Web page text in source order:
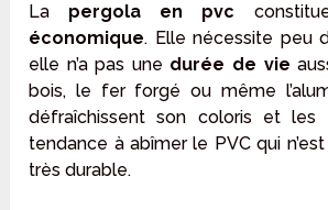
La pergola en pvc
économique. Elle nécessite peu
elle n’a pas une durée de vie
bois, le fer forgé ou même
défraîchissent son coloris et les
tendance à abîmer le PVC qui
très durable.